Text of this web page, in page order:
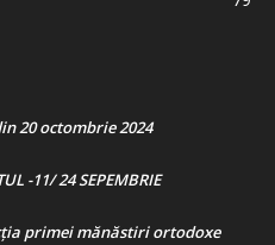
20 octombrie 2024
-11/ 24 SEPEMBRIE
primei mănăstiri ortodoxe